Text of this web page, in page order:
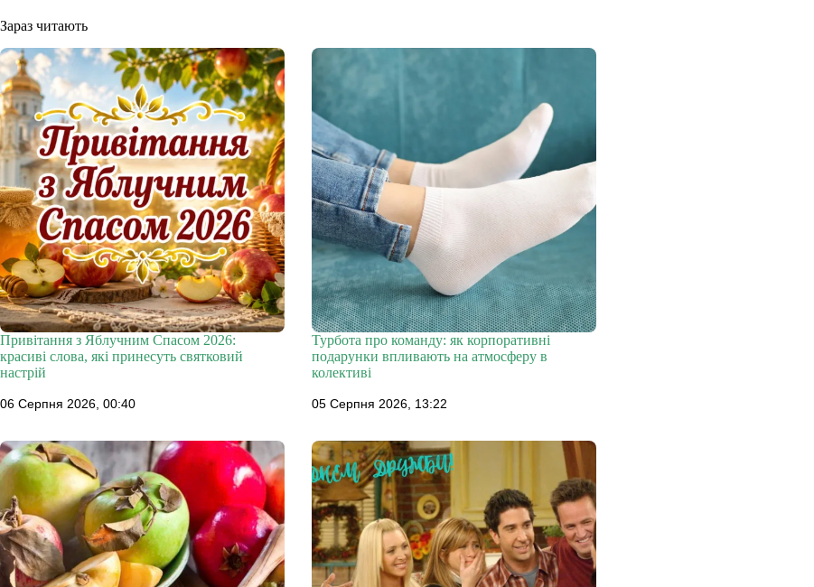
Зараз читають
Привітання з Яблучним Спасом 2026:
красиві слова, які принесуть святковий
настрій
06 Серпня 2026, 00:40
Турбота про команду: як корпоративні
подарунки впливають на атмосферу в
колективі
05 Серпня 2026, 13:22